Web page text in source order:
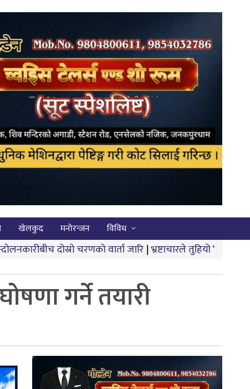
खेलकुद मनोरन्जन विविध
चरणको वार्ता जारि|भ्रष्टाचारले तुहियो ‘मुख्यमन्त्री बेटी पढाऊँ,
गर्ने तयारी